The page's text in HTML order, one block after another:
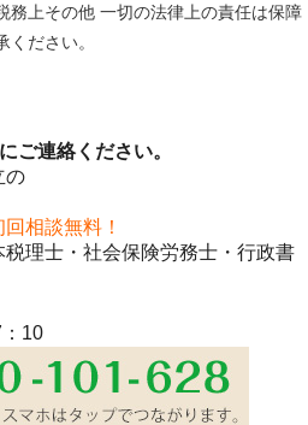
務上その他 一切の法律上の責任は保障
ださい。
ご連絡ください。
の
回相談無料！
理士・社会保険労務士・行政書
10